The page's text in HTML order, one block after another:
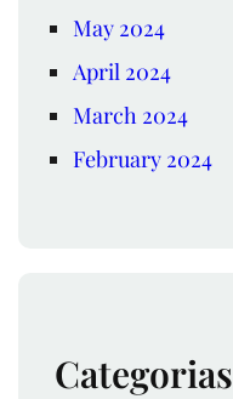
May 2024
April 2024
March 2024
February 2024
Categorias